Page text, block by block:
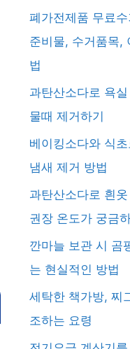
폐가전제품 무료
준비물, 수거품목,
법
과탄산소다로 욕
물때 제거하기
베이킹소다와 식
냄새 제거 방법
과탄산소다로 흰
권장 온도가 궁금
깐마늘 보관 시 곰
는 현실적인 방법
세탁한 책가방, 찌
조하는 요령